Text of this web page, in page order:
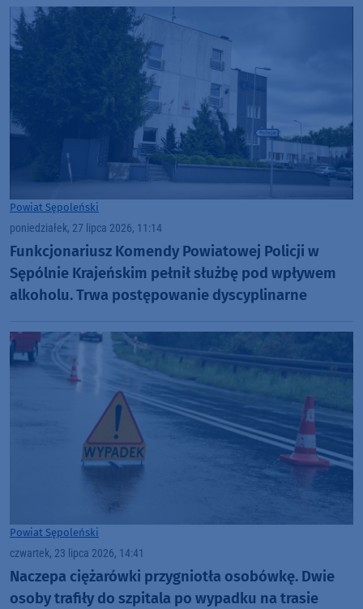
Powiat Sępoleński
poniedziałek, 27 lipca 2026, 11:14
Funkcjonariusz Komendy Powiatowej Policji w
Sępólnie Krajeńskim pełnił służbę pod wpływem
alkoholu. Trwa postępowanie dyscyplinarne
Powiat Sępoleński
czwartek, 23 lipca 2026, 14:41
Naczepa ciężarówki przygniotła osobówkę. Dwie
osoby trafiły do szpitala po wypadku na trasie